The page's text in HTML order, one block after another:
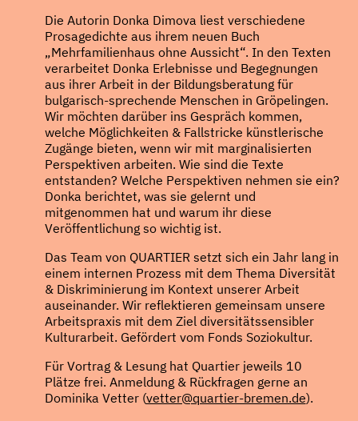
Die Autorin Donka Dimova liest verschiedene
Prosagedichte aus ihrem neuen Buch
„Mehrfamilienhaus ohne Aussicht“. In den Texten
verarbeitet Donka Erlebnisse und Begegnungen
aus ihrer Arbeit in der Bildungsberatung für
bulgarisch-sprechende Menschen in Gröpelingen.
Wir möchten darüber ins Gespräch kommen,
welche Möglichkeiten & Fallstricke künstlerische
Zugänge bieten, wenn wir mit marginalisierten
Perspektiven arbeiten. Wie sind die Texte
entstanden? Welche Perspektiven nehmen sie ein?
Donka berichtet, was sie gelernt und
mitgenommen hat und warum ihr diese
Veröffentlichung so wichtig ist.
Das Team von QUARTIER setzt sich ein Jahr lang in
einem internen Prozess mit dem Thema Diversität
& Diskriminierung im Kontext unserer Arbeit
auseinander. Wir reflektieren gemeinsam unsere
Arbeitspraxis mit dem Ziel diversitätssensibler
Kulturarbeit. Gefördert vom Fonds Soziokultur.
Für Vortrag & Lesung hat Quartier jeweils 10
Plätze frei. Anmeldung & Rückfragen gerne an
Dominika Vetter (vetter@quartier-bremen.de).